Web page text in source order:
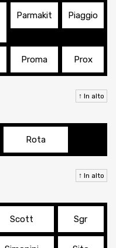
Parmakit Piaggio
Proma Prox
↑ In alto
Rota
↑ In alto
Scott Sgr